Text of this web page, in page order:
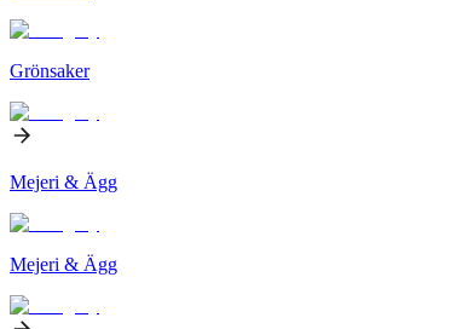
Grönsaker
Mejeri & Ägg
Mejeri & Ägg